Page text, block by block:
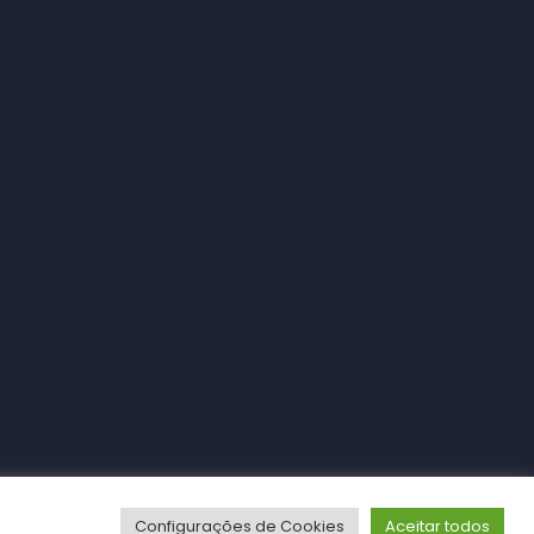
Configurações de Cookies Aceitar todos